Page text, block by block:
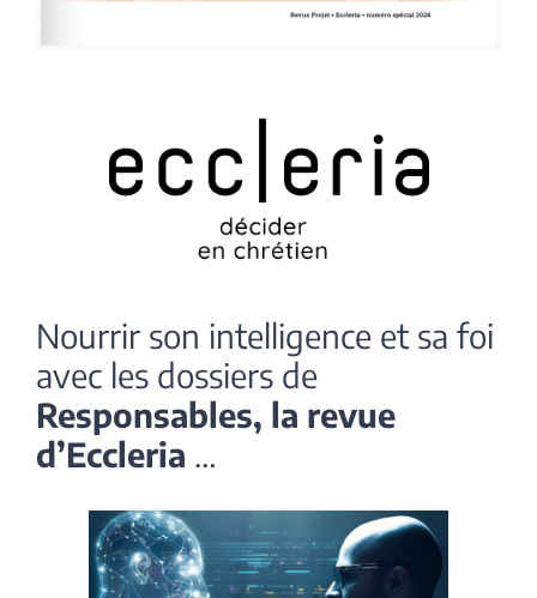
Nourrir son intelligence et sa foi
avec les dossiers de
Responsables, la revue
d’Eccleria …